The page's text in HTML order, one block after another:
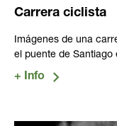
Carrera ciclista
Imágenes de una
el puente de